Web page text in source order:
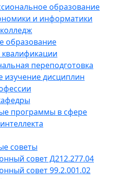
образование
и информатики
образование
переподготовка
изучение дисциплин
программы в сфере
советы
совет Д212.277.04
совет 99.2.001.02